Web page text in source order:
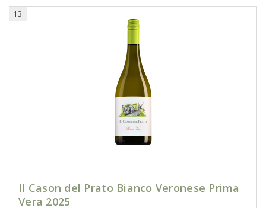
13
Il Cason del Prato Bianco Veronese Prima
Vera 2025